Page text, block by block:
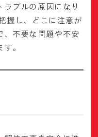
ブルの原因になり
握し、どこに注意が
、不要な問題や不安
。